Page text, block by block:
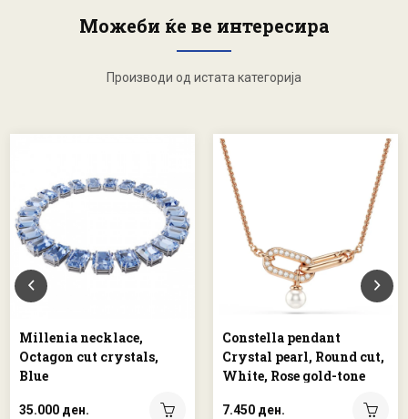
Можеби ќе ве интересира
Производи од истата категорија
Millenia necklace,
Octagon cut crystals,
Blue
35.000 ден.
Constella pendant
Crystal pearl, Round cut,
White, Rose gold-tone
7.450 ден.